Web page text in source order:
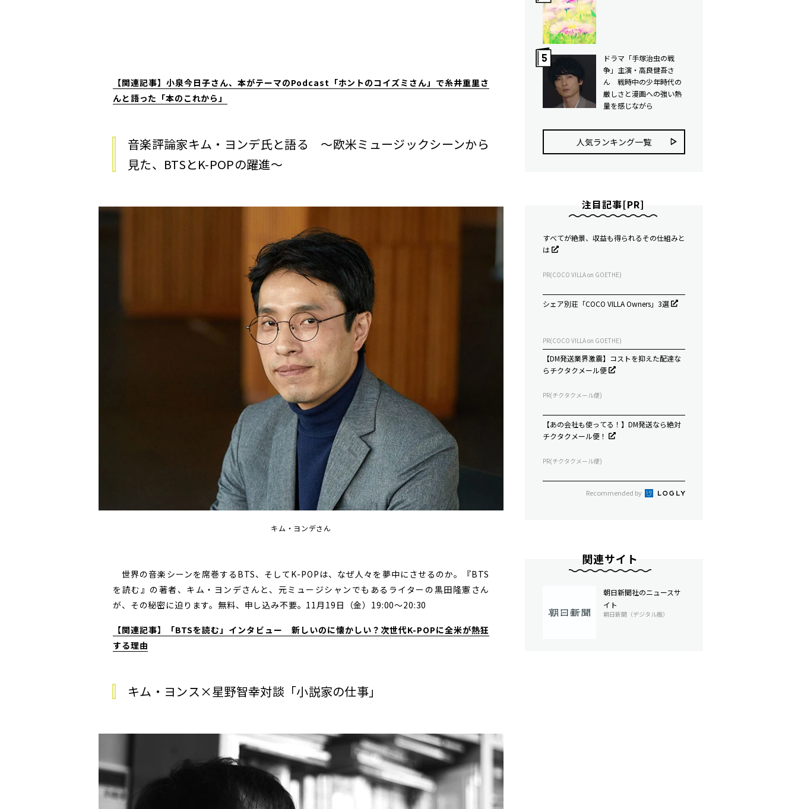
【関連記事】小泉今日子さん、本がテーマのPodcast「ホントのコイズミさん」で糸井重里さ
んと語った「本のこれから」
音楽評論家キム・ヨンデ氏と語る 〜欧米ミュージックシーンから
見た、BTSとK-POPの躍進～
キム・ヨンデさん
世界の音楽シーンを席巻するBTS、そしてK-POPは、なぜ人々を夢中にさせるのか。『BTS
を読む』の著者、キム・ヨンデさんと、元ミュージシャンでもあるライターの黒田隆憲さん
が、その秘密に迫ります。無料、申し込み不要。11月19日（金）19:00～20:30
【関連記事】「BTSを読む」インタビュー 新しいのに懐かしい？次世代K-POPに全米が熱狂
する理由
キム・ヨンス×星野智幸対談「小説家の仕事」
ドラマ「手塚治虫の戦
争」主演・高良健吾さ
ん 戦時中の少年時代の
厳しさと漫画への強い熱
量を感じながら
人気ランキング⼀覧
注目記事[PR]
すべてが絶景、収益も得られるその仕組みと
は
PR(COCO VILLA on GOETHE)
シェア別荘「COCO VILLA Owners」3選
PR(COCO VILLA on GOETHE)
【DM発送業界激震】コストを抑えた配達な
らチクタクメール便
PR(チクタクメール便)
【あの会社も使ってる！】DM発送なら絶対
チクタクメール便！
PR(チクタクメール便)
Recommended by
関連サイト
朝日新聞社のニュースサ
イト
朝日新聞（デジタル版）